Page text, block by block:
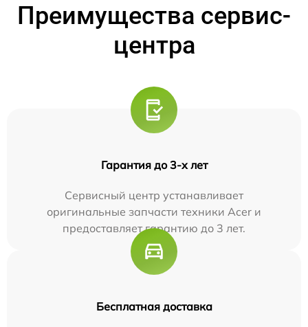
Преимущества сервис-
центра
Гарантия до 3-х лет
Сервисный центр устанавливает
оригинальные запчасти техники Acer и
предоставляет гарантию до 3 лет.
Бесплатная доставка